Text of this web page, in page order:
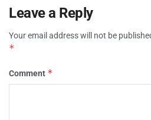
Leave a Reply
Your email address will not be
*
Comment *